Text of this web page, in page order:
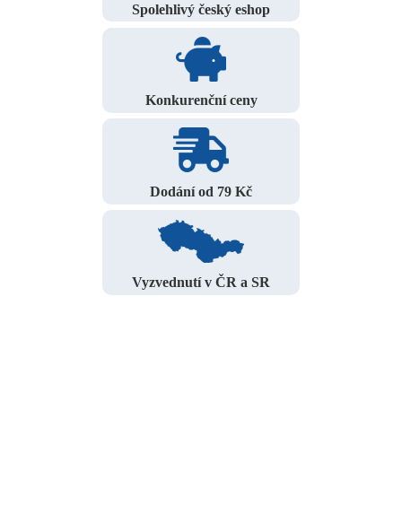
Spolehlivý český eshop
Konkurenční ceny
Dodání od 79 Kč
Vyzvednutí v ČR a SR